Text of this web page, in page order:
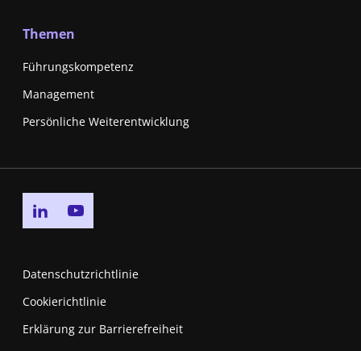
Themen
Führungskompetenz
Management
Persönliche Weiterentwicklung
Go to linkedin page
Datenschutzrichtlinie
Cookierichtlinie
Erklärung zur Barrierefreiheit